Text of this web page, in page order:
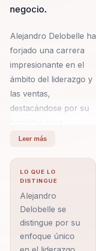
negocio.
Alejandro Delobelle ha
forjado una carrera
impresionante en el
ámbito del liderazgo y
las ventas,
destacándose por su
convertir conceptos
herramientas
prácticas que las
organizaciones
pueden implementar
con facilidad. Su
trayectoria
Leer más
LO QUE LO
DISTINGUE
Alejandro
Delobelle se
distingue por su
enfoque único